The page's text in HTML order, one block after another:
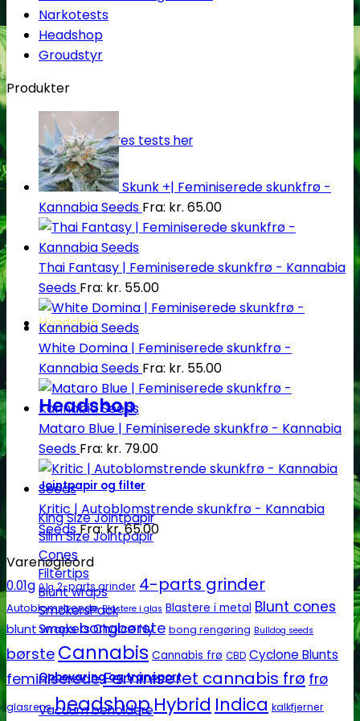
Oplev alle vores tests her
Headshop
Headshop
Jointpapir og filter
King Size Jointpapir
Slim Size Jointpapir
Cones
Filtertips
Blunt wraps
SmokersPack
Smokers Choice
Opbevaring og transport
Vacuum beholdere
Narkotests
Headshop
Groudstyr
Produkter
Skunk +| Feminiserede skunkfrø -
Kannabia Seeds Fra: kr. 65.00
Thai Fantasy | Feminiserede skunkfrø - Kannabia
Seeds Fra: kr. 55.00
White Domina | Feminiserede skunkfrø -
Kannabia Seeds Fra: kr. 55.00
Mataro Blue | Feminiserede skunkfrø - Kannabia
Seeds Fra: kr. 79.00
Kritic | Autoblomstrende skunkfrø - Kannabia
SeedsFra:kr.65.00
Varenøgleord
0.01g 0.1g 2-parts grinder 4-parts grinder
Autoblomstrende Blastere i glas Blastere i metal Blunt cones
blunt wrapsbongbørste bong rengøring Bulldog seeds
børste Cannabis Cannabis frø CBD Cyclone Blunts
feminiseredeFeminiseret cannabis frø frø
glasrens headshopHybrid Indica kalkfjerner